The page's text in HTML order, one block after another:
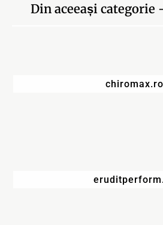
Din aceeași categorie
chiromax.ro